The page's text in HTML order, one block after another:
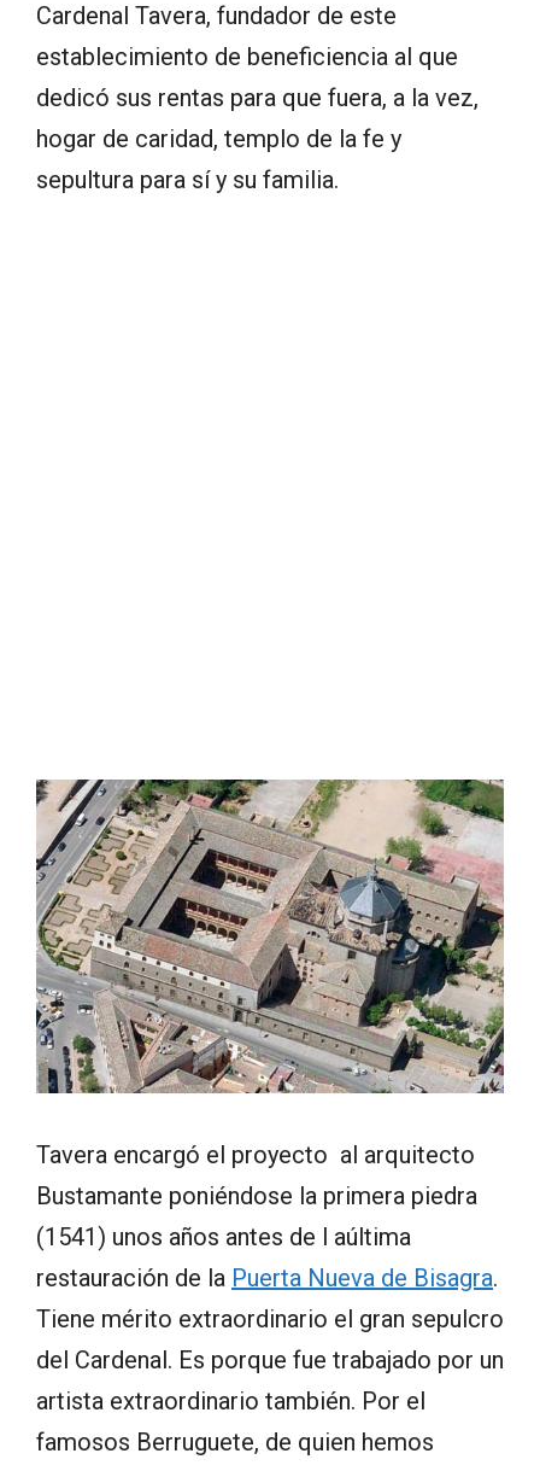
Cardenal Tavera, fundador de este
establecimiento de beneficiencia al que
dedicó sus rentas para que fuera, a la vez,
hogar de caridad, templo de la fe y
sepultura para sí y su familia.
Tavera encargó el proyecto al arquitecto
Bustamante poniéndose la primera piedra
(1541) unos años antes de l aúltima
restauración de la Puerta Nueva de Bisagra.
Tiene mérito extraordinario el gran sepulcro
del Cardenal. Es porque fue trabajado por un
artista extraordinario también. Por el
famosos Berruguete, de quien hemos